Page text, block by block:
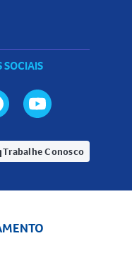
SOCIAIS
Trabalhe Conosco